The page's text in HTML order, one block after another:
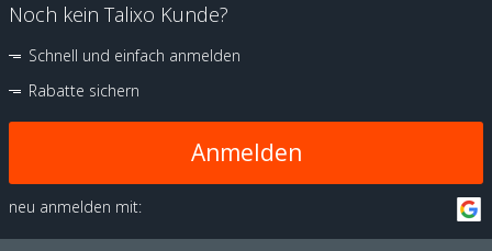
Noch kein Talixo Kunde?
Schnell und einfach anmelden
Rabatte sichern
Anmelden
neu anmelden mit: